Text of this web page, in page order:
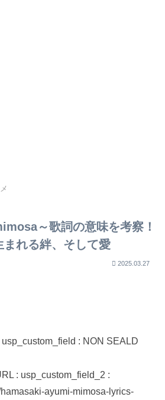
～歌詞の意味を考察！
れる絆、そして愛
2025.03.27
: NON SEALD
: usp_custom_field_2 :
ayumi-mimosa-lyrics-